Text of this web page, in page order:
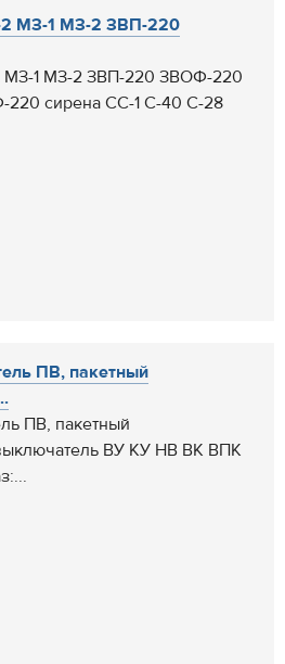
МЗ-1 МЗ-2 ЗВП-220
1 МЗ-2 ЗВП-220 ЗВОФ-220
сирена СС-1 С-40 С-28
ПВ, пакетный
ПВ, пакетный
ВУ КУ НВ ВК ВПК